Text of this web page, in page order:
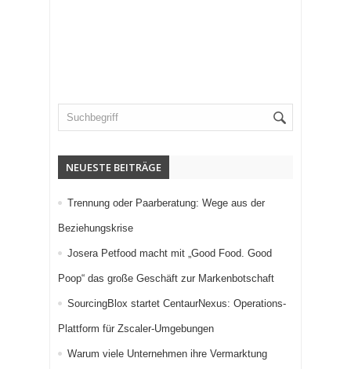
NEUESTE BEITRÄGE
Trennung oder Paarberatung: Wege aus der
Beziehungskrise
Josera Petfood macht mit „Good Food. Good
Poop“ das große Geschäft zur Markenbotschaft
SourcingBlox startet CentaurNexus: Operations-
Plattform für Zscaler-Umgebungen
Warum viele Unternehmen ihre Vermarktung